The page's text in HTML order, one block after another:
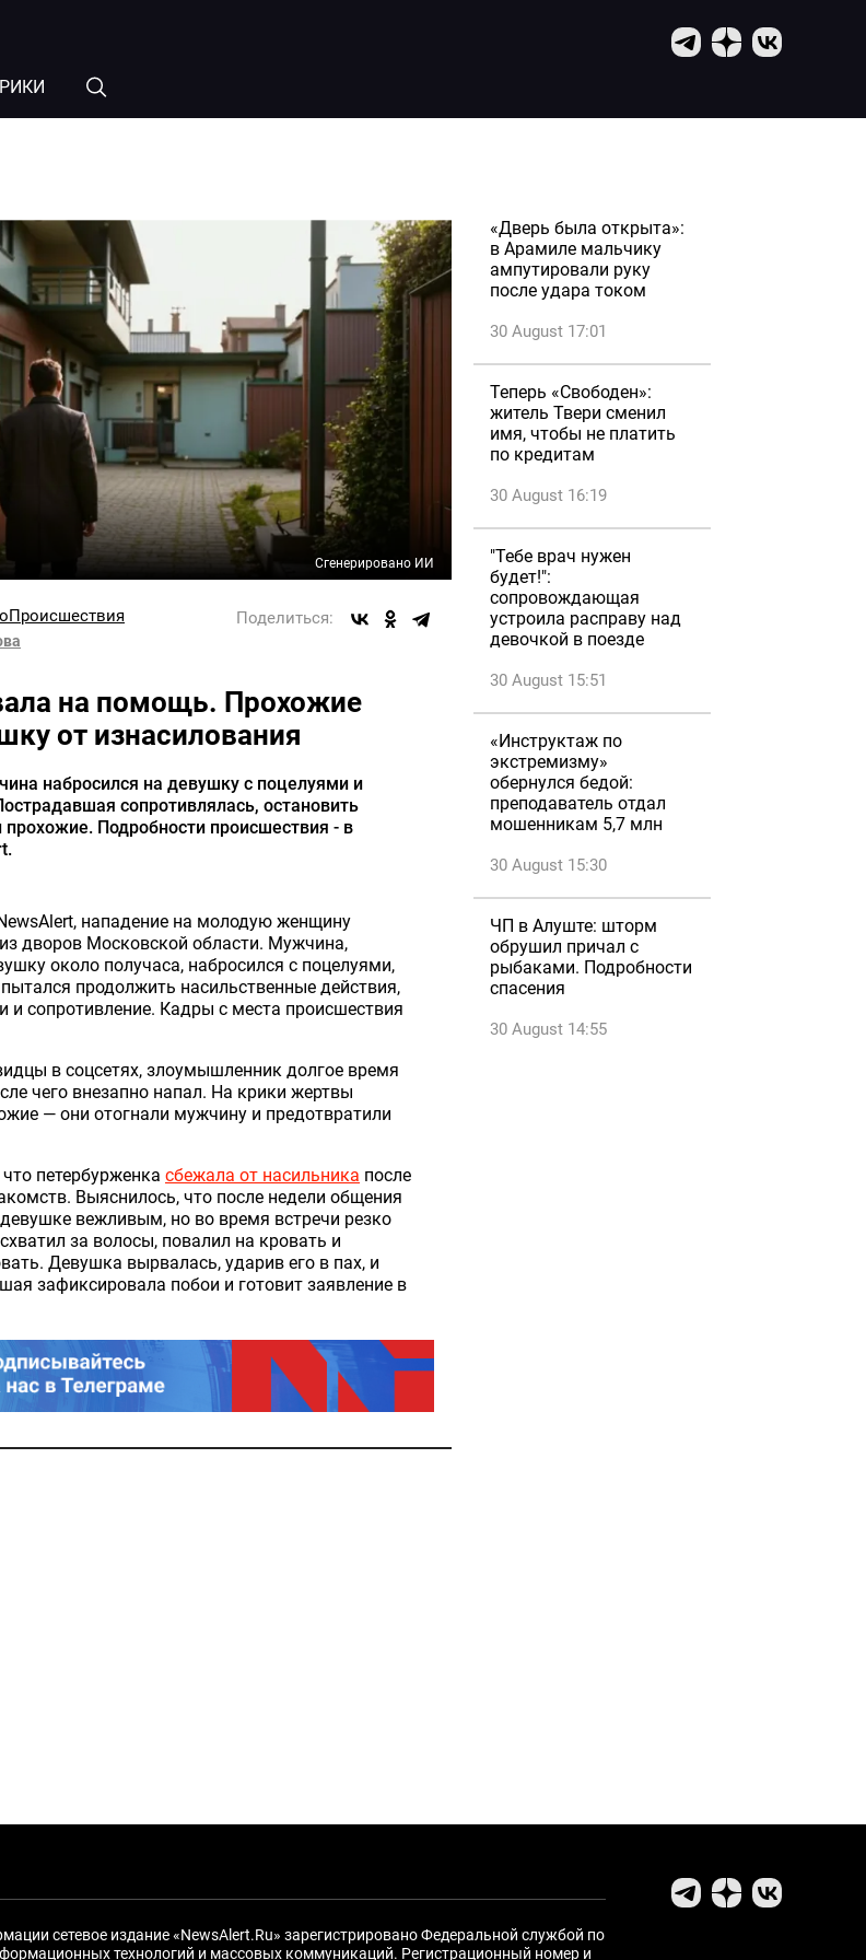
Сгенерировано ИИ
Происшествия Поделиться:
на помощь. Прохожие
от изнасилования
набросился на девушку с поцелуями и
сопротивлялась, остановить
прохожие. Подробности происшествия - в
нападение на молодую женщину
дворов Московской области. Мужчина,
около получаса, набросился с поцелуями,
продолжить насильственные действия,
и сопротивление. Кадры с места происшествия
в соцсетях, злоумышленник долгое время
чего внезапно напал. На крики жертвы
— они отогнали мужчину и предотвратили
петербурженка сбежала от насильника после
Выяснилось, что после недели общения
вежливым, но во время встречи резко
за волосы, повалил на кровать и
Девушка вырвалась, ударив его в пах, и
зафиксировала побои и готовит заявление в
«Дверь была открыта»:
в Арамиле мальчику
ампутировали руку
после удара током
30 August 17:01
Теперь «Свободен»:
житель Твери сменил
имя, чтобы не платить
по кредитам
30 August 16:19
"Тебе врач нужен
будет!":
сопровождающая
устроила расправу над
девочкой в поезде
30 August 15:51
«Инструктаж по
экстремизму»
обернулся бедой:
преподаватель отдал
мошенникам 5,7 млн
30 August 15:30
ЧП в Алуште: шторм
обрушил причал с
рыбаками. Подробности
спасения
30 August 14:55
сетевое издание «NewsAlert.Ru» зарегистрировано Федеральной службой по
технологий и массовых коммуникаций. Регистрационный номер и